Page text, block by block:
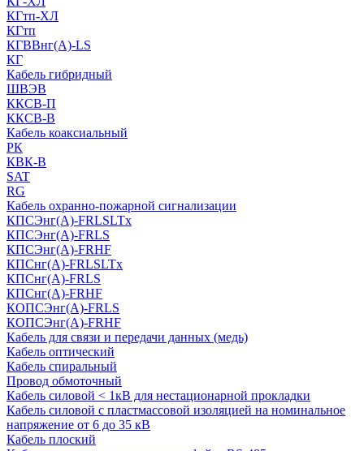
КГтп-ХЛ
КГтп
КГВВнг(А)-LS
КГ
Кабель гибридный
ШВЭВ
ККСВ-П
ККСВ-В
Кабель коаксиальный
РК
КВК-В
SAT
RG
Кабель охранно-пожарной сигнализации
КПСЭнг(А)-FRLSLTx
КПСЭнг(А)-FRLS
КПСЭнг(А)-FRHF
КПСнг(А)-FRLSLTx
КПСнг(А)-FRLS
КПСнг(А)-FRHF
КОПСЭнг(А)-FRLS
КОПСЭнг(А)-FRHF
Кабель для связи и передачи данных (медь)
Кабель оптический
Кабель спиральный
Провод обмоточный
Кабель силовой < 1кВ для нестационарной прокладки
Кабель силовой с пластмассовой изоляцией на номинальное
напряжение от 6 до 35 кВ
Кабель плоский